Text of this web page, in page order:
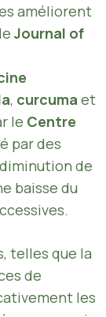
améliorent
Journal of
, curcuma et
le Centre
par des
de
baisse du
telles que la
de
les